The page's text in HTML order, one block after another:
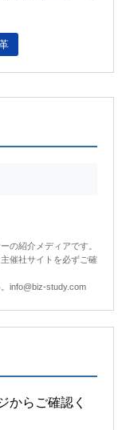
の紹介メディアです。
催社サイトを必ずご確
info@biz-study.com
からご確認く